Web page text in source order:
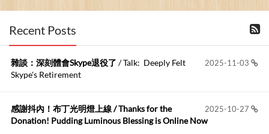
2026-06-18
布丁布丁吃布丁
kage好像也可以下載整個網站 感謝分享
Anonymous:
https://github.com/t...
布丁布丁吃布丁:
我目前並沒有常駐的Google Home...
Recent Posts
2025-11-03
雜談：深刻體會Skype退役了 / Talk: Deeply Felt
Skype's Retirement
2025-10-27
感謝抖內！布丁光明燈上線 / Thanks for the
Donation! Pudding Luminous Blessing is Online Now